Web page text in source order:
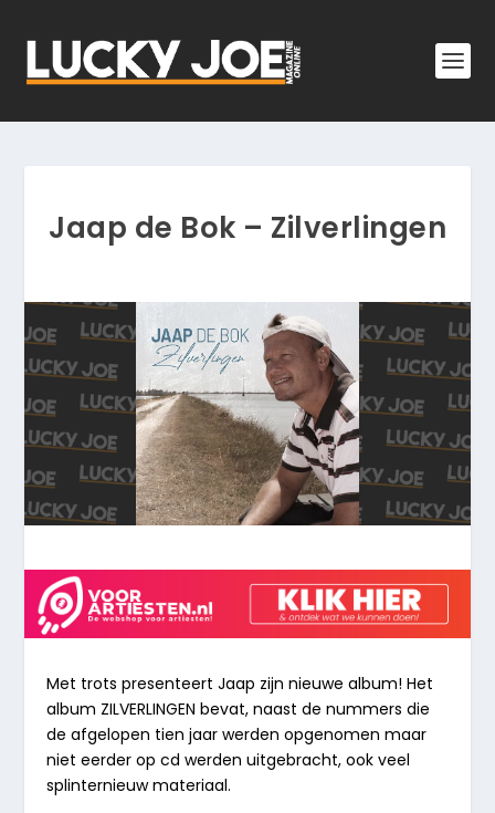
Jaap de Bok – Zilverlingen
Met trots presenteert Jaap zijn nieuwe album! Het
album ZILVERLINGEN bevat, naast de nummers die
de afgelopen tien jaar werden opgenomen maar
niet eerder op cd werden uitgebracht, ook veel
splinternieuw materiaal.